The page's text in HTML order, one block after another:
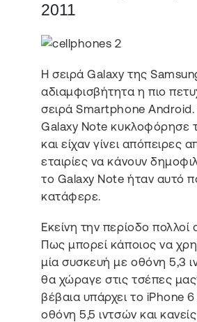
2011
Η σειρά Galaxy της
αδιαμφισβήτητα η πιο
σειρά Smartphone
Galaxy Note κυκλοφόρησε
και είχαν γίνει απόπειρες
εταιρίες να κάνουν
το Galaxy Note ήταν αυτό
κατάφερε.
Εκείνη την περίοδο πολλοί
Πως μπορεί κάποιος να
μία συσκευή με οθόνη 5,3
θα χώραγε στις τσέπες
βέβαια υπάρχει το iPhone
οθόνη 5,5 ιντσών και